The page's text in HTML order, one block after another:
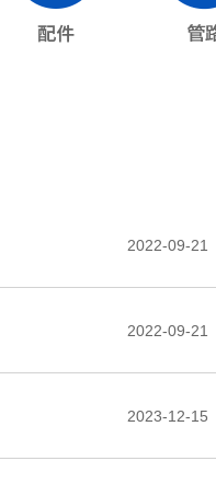
2022-09-21
2022-09-21
2023-12-15